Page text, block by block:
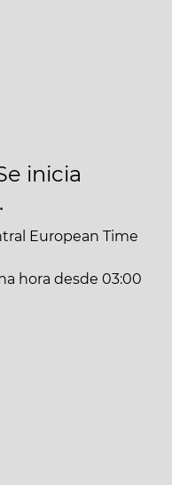
inicia
European Time
hora desde 03:00